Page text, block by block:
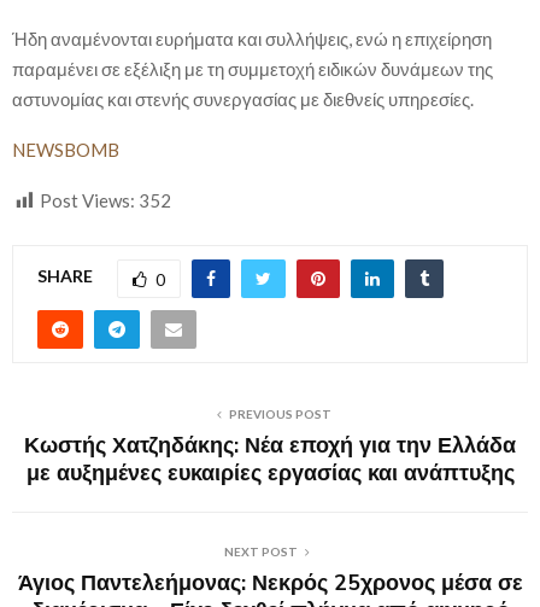
Ήδη αναμένονται ευρήματα και συλλήψεις, ενώ η επιχείρηση
παραμένει σε εξέλιξη με τη συμμετοχή ειδικών δυνάμεων της
αστυνομίας και στενής συνεργασίας με διεθνείς υπηρεσίες.
NEWSBOMB
Post Views: 352
SHARE 0
PREVIOUS POST
Κωστής Χατζηδάκης: Νέα εποχή για την Ελλάδα
με αυξημένες ευκαιρίες εργασίας και ανάπτυξης
NEXT POST
Άγιος Παντελεήμονας: Νεκρός 25χρονος μέσα σε